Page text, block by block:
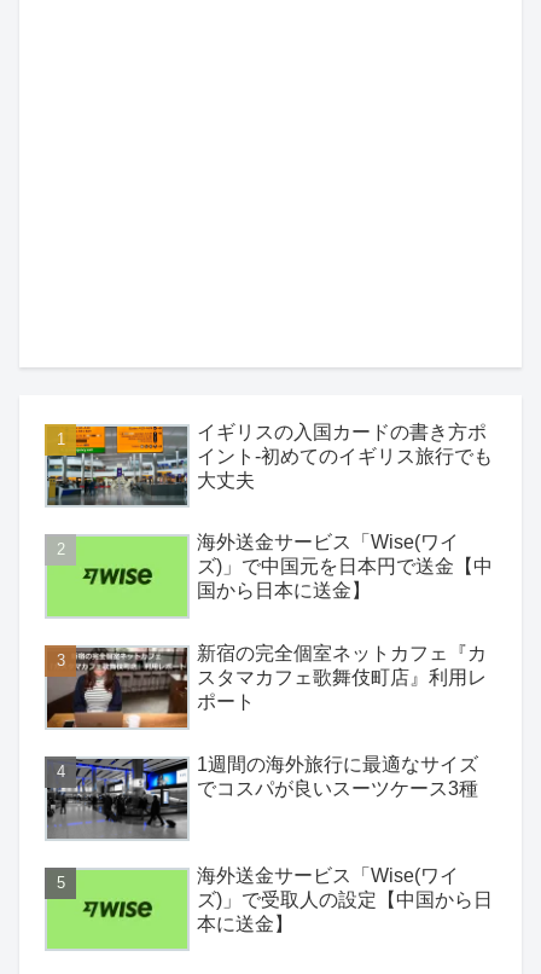
イギリスの入国カードの書き方ポ
イント-初めてのイギリス旅行でも
大丈夫
海外送金サービス「Wise(ワイ
ズ)」で中国元を日本円で送金【中
国から日本に送金】
新宿の完全個室ネットカフェ『カ
スタマカフェ歌舞伎町店』利用レ
ポート
1週間の海外旅行に最適なサイズ
でコスパが良いスーツケース3種
海外送金サービス「Wise(ワイ
ズ)」で受取人の設定【中国から日
本に送金】